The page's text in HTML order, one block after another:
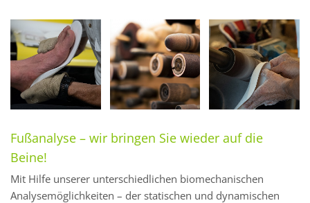
Fußanalyse – wir bringen Sie wieder auf die
Beine!
Mit Hilfe unserer unterschiedlichen biomechanischen
Analysemöglichkeiten – der statischen und dynamischen